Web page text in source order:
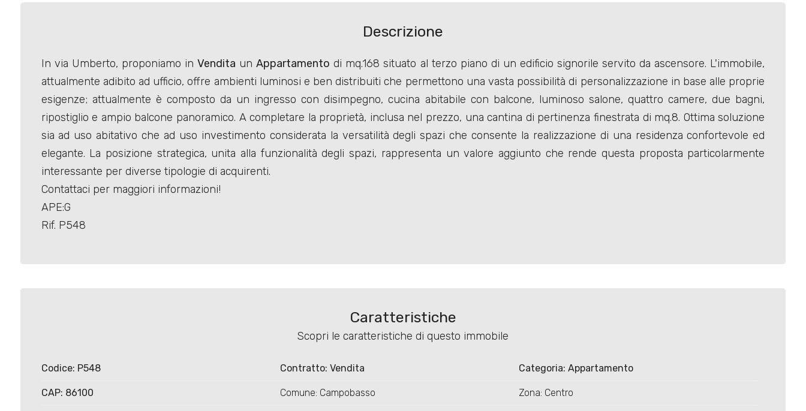
Descrizione
In via Umberto, proponiamo inVendita unAppartamento di mq.168 situato al terzo piano di un edificio signorile servito da ascensore. L'immobile,
attualmente adibito ad ufficio, offre ambienti luminosi e ben distribuiti che permettono una vasta possibilità di personalizzazione in base alle proprie
esigenze; attualmente è composto da un ingresso con disimpegno, cucina abitabile con balcone, luminoso salone, quattro camere, due bagni,
ripostiglio e ampio balcone panoramico. A completare la proprietà, inclusa nel prezzo, una cantina di pertinenza finestrata di mq.8. Ottima soluzione
sia ad uso abitativo che ad uso investimento considerata la versatilità degli spazi che consente la realizzazione di una residenza confortevole ed
elegante. La posizione strategica, unita alla funzionalità degli spazi, rappresenta un valore aggiunto che rende questa proposta particolarmente
interessante per diverse tipologie di acquirenti.
Contattaci per maggiori informazioni!
APE:G
Rif. P548
Caratteristiche
Scopri le caratteristiche di questo immobile
Codice: P548 Contratto: Vendita Categoria: Appartamento
CAP: 86100 Comune: Campobasso Zona: Centro
Totale